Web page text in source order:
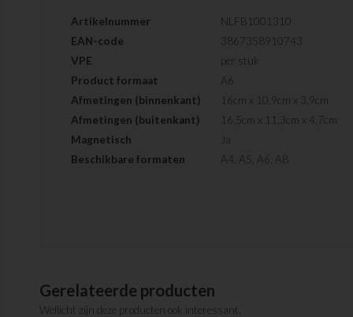
Artikelnummer
NLFB1001310
EAN-code
3867358910743
VPE
per stuk
Product formaat
A6
Afmetingen (binnenkant)
16cm x 10,9cm x 3,9cm
Afmetingen (buitenkant)
16,5cm x 11,3cm x 4,7cm
Magnetisch
Ja
Beschikbare formaten
A4, A5, A6, A8
Gerelateerde producten
Wellicht zijn deze producten ook interessant.